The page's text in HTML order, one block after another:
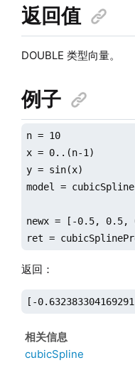
返回值
DOUBLE 类型向量。
例子
n = 10
x = 0..(n-1)
y = sin(x)
model =
newx = [-0.5,
ret =
返回：
[-
相关信息
cubicSpline